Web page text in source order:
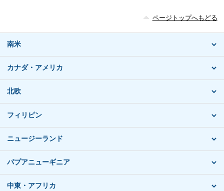
ページトップへもどる
南米
カナダ・アメリカ
北欧
フィリピン
ニュージーランド
パプアニューギニア
中東・アフリカ